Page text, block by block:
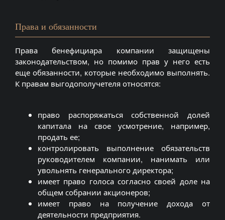
Права и обязанности
Права бенефициара компании защищены
законодательством, но помимо прав у него есть
еще обязанности, которые необходимо выполнять.
К правам выгодополучетеля относятся:
право распоряжаться собственной долей
капитала на свое усмотрение, например,
продать ее;
контролировать выполнение обязательств
руководителем компании, нанимать или
увольнять генерального директора;
имеет право голоса согласно своей доле на
общем собрании акционеров;
имеет право на получение дохода от
деятельности предприятия.